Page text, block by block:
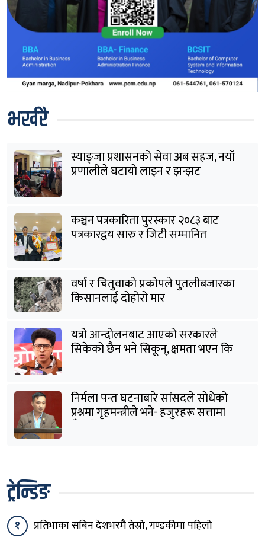
भर्खरै
स्याङ्जा प्रशासनको सेवा अब सहज, नयाँ
प्रणालीले घटायो लाइन र झन्झट
कञ्चन पत्रकारिता पुरस्कार २०८३ बाट
पत्रकारद्वय सारु र जिटी सम्मानित
वर्षा र चितुवाको प्रकोपले पुतलीबजारका
किसानलाई दोहोरो मार
यत्रो आन्दोलनबाट आएको सरकारले
सिकेको छैन भने सिकून्, क्षमता भएन कि
विवेक भएन कि के भएन ?: मिराज ढुंगाना
निर्मला पन्त घटनाबारे सांसदले सोधेको
प्रश्नमा गृहमन्त्रीले भने- हजुरहरू सत्तामा
हुँदाखेरि किन नगर्नुभएको यो ?
ट्रेन्डिङ
१ प्रतिभाका सबिन देशभरमै तेस्रो, गण्डकीमा पहिलो